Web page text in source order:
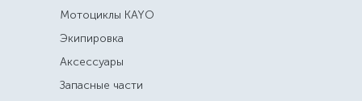
Мотоциклы KAYO
Экипировка
Аксессуары
Запасные части